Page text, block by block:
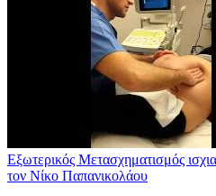
Εξωτερικός Μετασχηματισμός
τον Νίκο Παπανικολάου